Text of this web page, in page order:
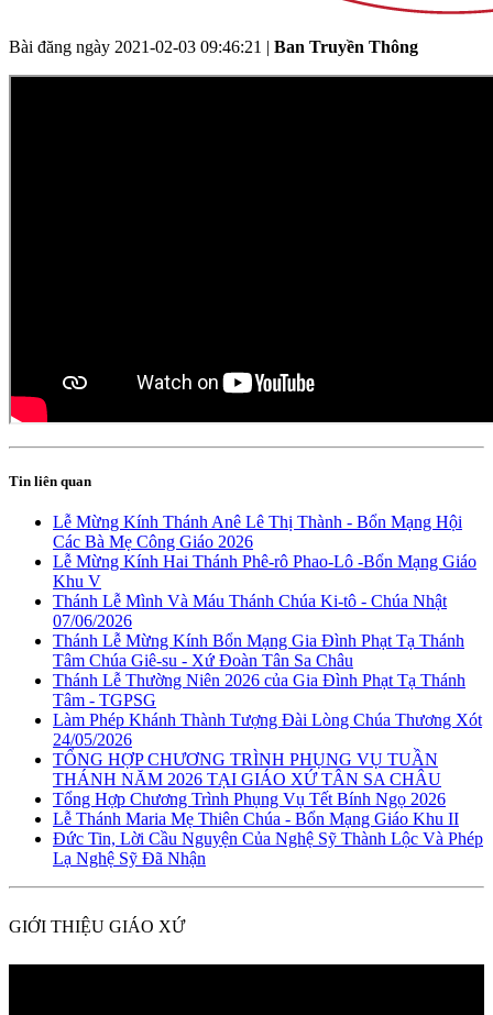
Bài đăng ngày 2021-02-03 09:46:21 | Ban Truyền Thông
Tin liên quan
Lễ Mừng Kính Thánh Anê Lê Thị Thành - Bổn Mạng Hội
Các Bà Mẹ Công Giáo 2026
Lễ Mừng Kính Hai Thánh Phê-rô Phao-Lô -Bổn Mạng Giáo
Khu V
Thánh Lễ Mình Và Máu Thánh Chúa Ki-tô - Chúa Nhật
07/06/2026
Thánh Lễ Mừng Kính Bổn Mạng Gia Đình Phạt Tạ Thánh
Tâm Chúa Giê-su - Xứ Đoàn Tân Sa Châu
Thánh Lễ Thường Niên 2026 của Gia Đình Phạt Tạ Thánh
Tâm - TGPSG
Làm Phép Khánh Thành Tượng Đài Lòng Chúa Thương Xót
24/05/2026
TỔNG HỢP CHƯƠNG TRÌNH PHỤNG VỤ TUẦN
THÁNH NĂM 2026 TẠI GIÁO XỨ TÂN SA CHÂU
Tổng Hợp Chương Trình Phụng Vụ Tết Bính Ngọ 2026
Lễ Thánh Maria Mẹ Thiên Chúa - Bổn Mạng Giáo Khu II
Đức Tin, Lời Cầu Nguyện Của Nghệ Sỹ Thành Lộc Và Phép
Lạ Nghệ Sỹ Đã Nhận
GIỚI THIỆU GIÁO XỨ